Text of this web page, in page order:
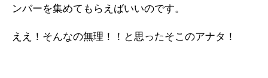
ンバーを集めてもらえばいいのです。
ええ！そんなの無理！！と思ったそこのアナタ！